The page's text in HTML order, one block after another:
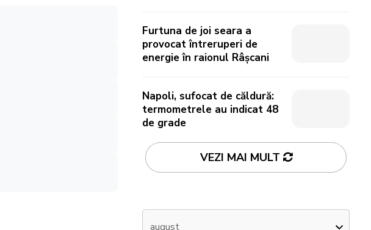
Furtuna de joi seara a
provocat întreruperi de
energie în raionul Râșcani
Napoli, sufocat de căldură:
termometrele au indicat 48
de grade
VEZI MAI MULT